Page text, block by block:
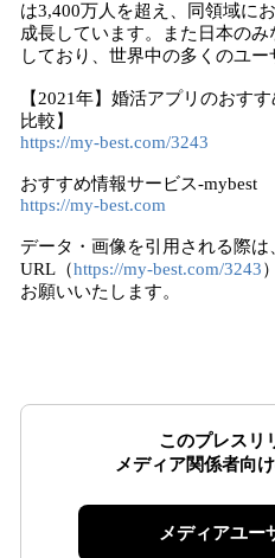
は3,400万人を超え、同領域に
成長しています。また日本の
しており、世界中の多くのユー
【2021年】婚活アプリのおす
比較】
https://my-best.com/3243
おすすめ情報サービス-mybest
https://my-best.com
データ・画像を引用される際
URL（https://my-best.com/3243
お願いいたします。
このプレスリ
メディア関係者向
メディアユー